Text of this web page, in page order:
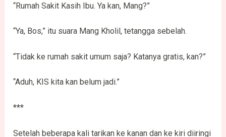
“Rumah Sakit Kasih Ibu. Ya kan, Mang?”
“Ya, Bos,” itu suara Mang Kholil, tetangga sebelah.
“Tidak ke rumah sakit umum saja? Katanya gratis, kan?”
“Aduh, KIS kita kan belum jadi.”
***
Setelah beberapa kali tarikan ke kanan dan ke kiri diiringi